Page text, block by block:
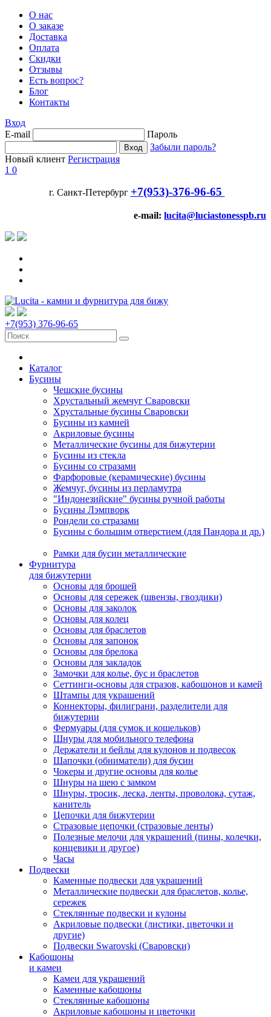
О нас
О заказе
Доставка
Оплата
Скидки
Отзывы
Есть вопрос?
Блог
Контакты
Вход
E-mail
Пароль
Забыли пароль?
Новый клиент Регистрация
1 0
г. Санкт-Петербург +7(953)-376-96-65
e-mail: lucita@luciastonesspb.ru
+7(953) 376-96-65
Каталог
Бусины
Чешские бусины
Хрустальный жемчуг Сваровски
Хрустальные бусины Сваровски
Бусины из камней
Акриловые бусины
Металлические бусины для бижутерии
Бусины из стекла
Бусины со стразами
Фарфоровые (керамические) бусины
Жемчуг, бусины из перламутра
"Индонезийские" бусины ручной работы
Бусины Лэмпворк
Рондели со стразами
Бусины с большим отверстием (для Пандора и др.)
Рамки для бусин металлические
Фурнитура
для бижутерии
Основы для брошей
Основы для сережек (швензы, гвоздики)
Основы для заколок
Основы для колец
Основы для браслетов
Основы для запонок
Основы для брелока
Основы для закладок
Замочки для колье, бус и браслетов
Сеттинги-основы для стразов, кабошонов и камей
Штампы для украшений
Коннекторы, филиграни, разделители для
бижутерии
Фермуары (для сумок и кошельков)
Шнуры для мобильного телефона
Держатели и бейлы для кулонов и подвесок
Шапочки (обниматели) для бусин
Чокеры и другие основы для колье
Шнуры на шею с замком
Шнуры, тросик, леска, ленты, проволока, сутаж,
канитель
Цепочки для бижутерии
Стразовые цепочки (стразовые ленты)
Полезные мелочи для украшений (пины, колечки,
концевики и другое)
Часы
Подвески
Каменные подвески для украшений
Металлические подвески для браслетов, колье,
сережек
Стеклянные подвески и кулоны
Акриловые подвески (листики, цветочки и
другие)
Подвески Swarovski (Сваровски)
Кабошоны
и камеи
Камеи для украшений
Каменные кабошоны
Стеклянные кабошоны
Акриловые кабошоны и цветочки